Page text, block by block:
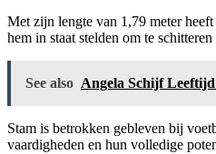
Met zijn lengte van 1,79 meter
hem in staat stelden om te
See also Angela Schijf
Stam is betrokken gebleven bij
vaardigheden en hun volledige